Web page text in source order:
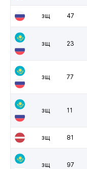
зщ 47
зщ 23
зщ 77
зщ 11
зщ 81
зщ 97